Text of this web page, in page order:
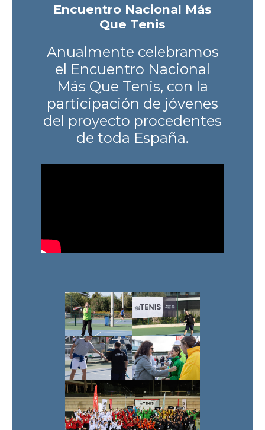
Encuentro Nacional Más
Que Tenis
Anualmente celebramos
el Encuentro Nacional
Más Que Tenis, con la
participación de jóvenes
del proyecto procedentes
de toda España.